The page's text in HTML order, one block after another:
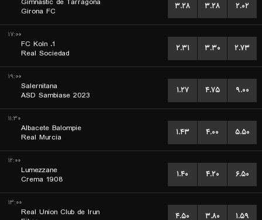
Girona FC
۳.۲۸ ۳.۲۸ ۲.۰۲
۱۷:۰۰
1. FC Koln
Real Sociedad
۲.۳۱ ۳.۳۰ ۲.۷۳
۱۹:۰۰
Salernitana
ASD Sambiase 2023
۱.۲۷ ۴.۷۵ ۹.۰۰
۱۱:۳۰
Albacete Balompie
Real Murcia
۱.۴۳ ۴.۰۰ ۵.۵۰
۱۲:۰۰
Lumezzane
Crema 1908
۱.۴۰ ۴.۲۰ ۶.۵۰
۱۳:۰۰
Real Union Club de Irun
۴.۵۰ ۳.۸۰ ۱.۵۹